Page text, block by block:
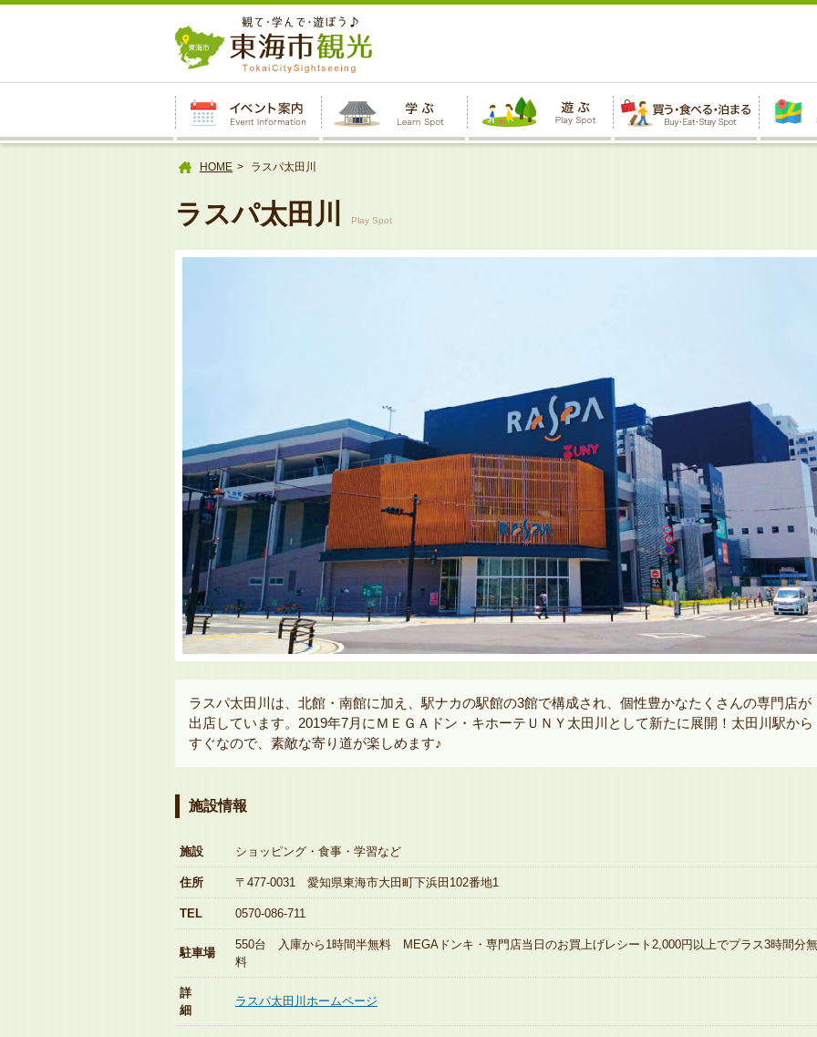
文
へ
HOME ラスパ太田川
ラスパ太田川 Play Spot
ラスパ太田川は、北館・南館に加え、駅ナカの駅館の3館で構成され、個性豊かなたくさんの専門店が
出店しています。2019年7月にＭＥＧＡドン・キホーテＵＮＹ太田川として新たに展開！太田川駅から
すぐなので、素敵な寄り道が楽しめます♪
施設情報
施設 ショッピング・食事・学習など
住所 〒477-0031 愛知県東海市大田町下浜田102番地1
TEL 0570-086-711
駐車場
550台 入庫から1時間半無料 MEGAドンキ・専門店当日のお買上げレシート2,000円以上でプラス3時間分無
料
詳
細
ラスパ太田川ホームページ